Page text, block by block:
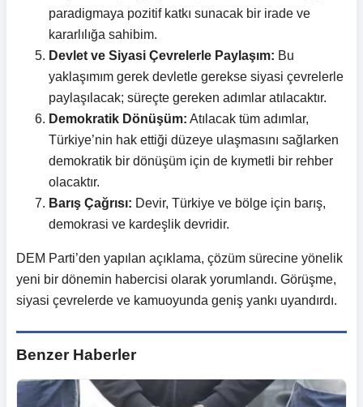
paradigmaya pozitif katkı sunacak bir irade ve
kararlılığa sahibim.
Devlet ve Siyasi Çevrelerle Paylaşım: Bu
yaklaşımım gerek devletle gerekse siyasi çevrelerle
paylaşılacak; süreçte gereken adımlar atılacaktır.
Demokratik Dönüşüm: Atılacak tüm adımlar,
Türkiye’nin hak ettiği düzeye ulaşmasını sağlarken
demokratik bir dönüşüm için de kıymetli bir rehber
olacaktır.
Barış Çağrısı: Devir, Türkiye ve bölge için barış,
demokrasi ve kardeşlik devridir.
DEM Parti’den yapılan açıklama, çözüm sürecine yönelik
yeni bir dönemin habercisi olarak yorumlandı. Görüşme,
siyasi çevrelerde ve kamuoyunda geniş yankı uyandırdı.
Benzer Haberler